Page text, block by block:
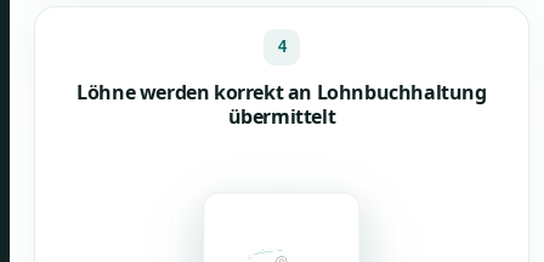
4
Löhne werden korrekt an Lohnbuchhaltung
übermittelt